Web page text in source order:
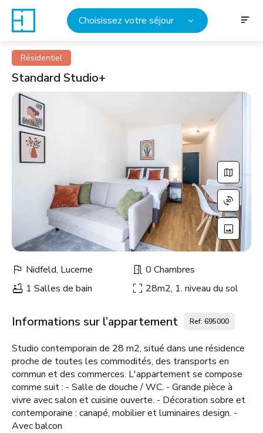
Choisissez votre séjour
Résidentiel
Standard Studio+
Nidfeld, Lucerne
0 Chambres
1 Salles de bain
28m2, 1. niveau du sol
Informations sur l’appartement Ref: 695000
Studio contemporain de 28 m2, situé dans une résidence
proche de toutes les commodités, des transports en
commun et des commerces. L'appartement se compose
comme suit : - Salle de douche / WC. - Grande pièce à
vivre avec salon et cuisine ouverte. - Décoration sobre et
contemporaine : canapé, mobilier et luminaires design. -
Avec balcon